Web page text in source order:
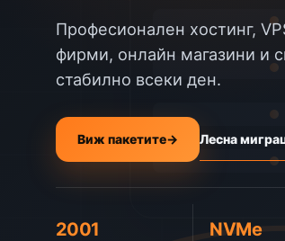
Професионален хостинг,
фирми, онлайн магазини и
стабилно всеки ден.
Виж пакетите→ Лесна
2001 NVMe